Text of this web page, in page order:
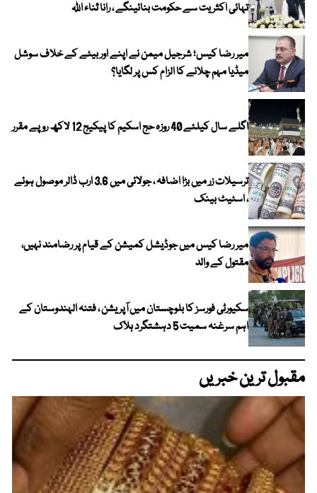
تہائی اکثریت سے حکومت بنائینگے ، رانا ثناء اللہ
میر رضا کیس؛ شرجیل میمن نے اپنے اور بیٹے کے خلاف سوشل
میڈیا مہم چلانے کا الزام کس پر لگایا؟
اگلے سال کیلئے 40 روزہ حج اسکیم کا پیکیج 12 لاکھ روپے مقرر
ترسیلات زر میں بڑا اضافہ ، جولائی میں 3.6 ارب ڈالر موصول ہوئے
، اسٹیٹ بینک
میر رضا کیس میں جوڈیشل کمیشن کے قیام پر رضامند نہیں،
مقتول کے والد
سکیورٹی فورسز کا بلوچستان میں آپریشن ، فتنہ الہندوستان کے
اہم سرغنہ سمیت 5 دہشتگرد ہلاک
مقبول ترین خبریں